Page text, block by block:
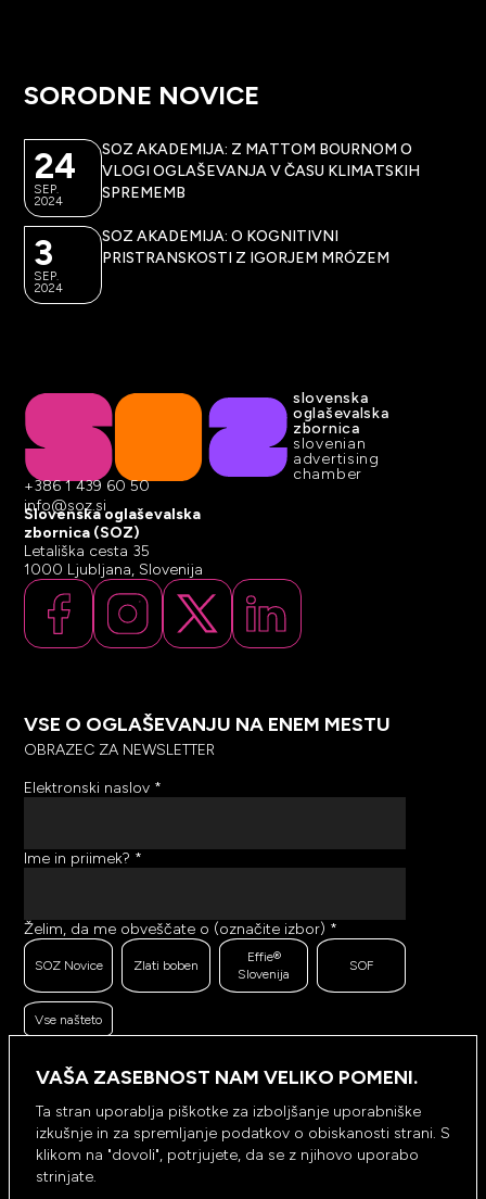
SORODNE NOVICE
24
SEP.
2024
SOZ AKADEMIJA: Z MATTOM BOURNOM O
VLOGI OGLAŠEVANJA V ČASU KLIMATSKIH
SPREMEMB
3
SEP.
2024
SOZ AKADEMIJA: O KOGNITIVNI
PRISTRANSKOSTI Z IGORJEM MRÓZEM
slovenska
oglaševalska
zbornica
slovenian
advertising
chamber
+386 1 439 60 50
info@soz.si
Slovenska oglaševalska
zbornica (SOZ)
Letališka cesta 35
1000 Ljubljana, Slovenija
VSE O OGLAŠEVANJU NA ENEM MESTU
OBRAZEC ZA NEWSLETTER
Elektronski naslov *
Ime in priimek? *
SOZ Novice Zlati boben
Effie®
Slovenija
SOF
Vse našteto
Želim, da me obveščate o (označite izbor) *
Da, dovolim
Ne, ne
zanimivo vsebino, bi želeli meriti odzive na poslana
sporočila. Ali nam dovolite, da beležimo, hranimo
prikaze prejetih sporočil ter klike na povezave v
prejetih sporočilih? *
VAŠA ZASEBNOST NAM VELIKO POMENI.
Ta stran uporablja piškotke za izboljšanje uporabniške
izkušnje in za spremljanje podatkov o obiskanosti strani. S
klikom na "dovoli", potrjujete, da se z njihovo uporabo
strinjate.